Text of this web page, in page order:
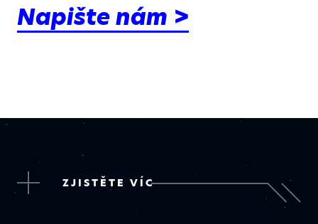
Napište nám >
ZJISTĚTE VÍC